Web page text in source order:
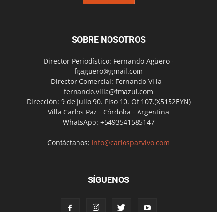
SOBRE NOSOTROS
Director Periodístico: Fernando Agüero -
fgaguero@gmail.com
Director Comercial: Fernando Villa -
fernando.villa@fmazul.com
Dirección: 9 de Julio 90. Piso 10. Of 107.(X5152EYN)
Villa Carlos Paz - Córdoba - Argentina
WhatsApp: +5493541585147
Contáctanos: info@carlospazvivo.com
SÍGUENOS